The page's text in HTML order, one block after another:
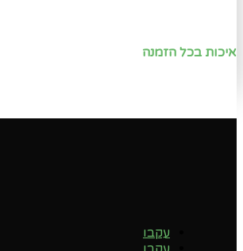
איכות בכל הזמנה
עקבו